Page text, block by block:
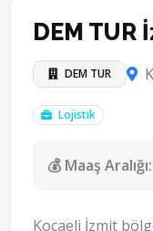
DEM TUR
DEM TUR
Lojistik
💰 Maaş Aralığı:
Kocaeli İzmit